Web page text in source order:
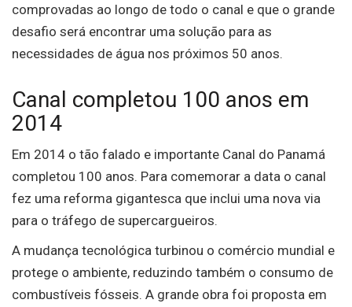
comprovadas ao longo de todo o canal e que o grande
desafio será encontrar uma solução para as
necessidades de água nos próximos 50 anos.
Canal completou 100 anos em
2014
Em 2014 o tão falado e importante Canal do Panamá
completou 100 anos. Para comemorar a data o canal
fez uma reforma gigantesca que inclui uma nova via
para o tráfego de supercargueiros.
A mudança tecnológica turbinou o comércio mundial e
protege o ambiente, reduzindo também o consumo de
combustíveis fósseis. A grande obra foi proposta em